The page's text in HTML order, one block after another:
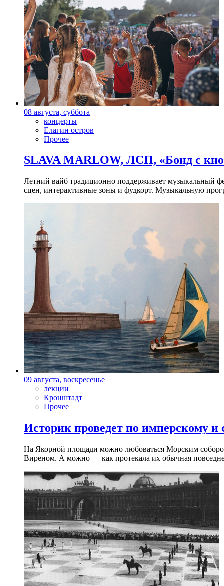
08 августа, суббота
концерты
Елагин остров
Прочее
SLAVA MARLOW, ЛСП, «Бонд с
Летний вайб традиционно поддерживает музыкальный
сцен, интерактивные зоны и фудкорт. Музыкальную
09 августа, воскресенье
лекции
Кронштадт
Прочее
Историк проведет по имперскому и
На Якорной площади можно любоваться Морским
Виреном. А можно — как протекала их обычная